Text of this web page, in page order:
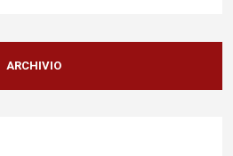
modifiche temporanee alla
dei lavori di riqualificazione
perde un medico di grande
ARCHIVIO